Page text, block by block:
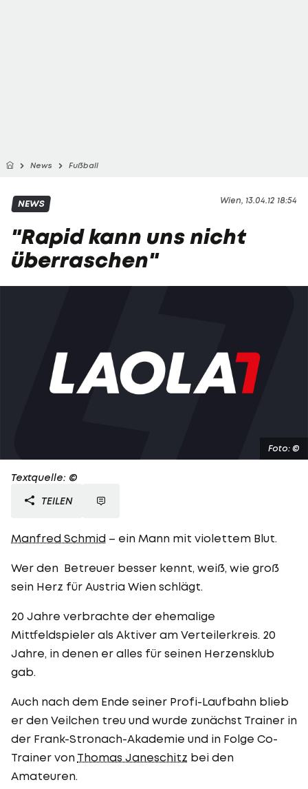
News Fußball
Wien, 13.04.12 18:54
NEWS
"Rapid kann uns nicht
überraschen"
Foto: ©
Textquelle: ©
TEILEN
Manfred Schmid – ein Mann mit violettem Blut.
Wer den Betreuer besser kennt, weiß, wie groß
sein Herz für Austria Wien schlägt.
20 Jahre verbrachte der ehemalige
Mittfeldspieler als Aktiver am Verteilerkreis. 20
Jahre, in denen er alles für seinen Herzensklub
gab.
Auch nach dem Ende seiner Profi-Laufbahn blieb
er den Veilchen treu und wurde zunächst Trainer in
der Frank-Stronach-Akademie und in Folge Co-
Trainer von Thomas Janeschitz bei den
Amateuren.